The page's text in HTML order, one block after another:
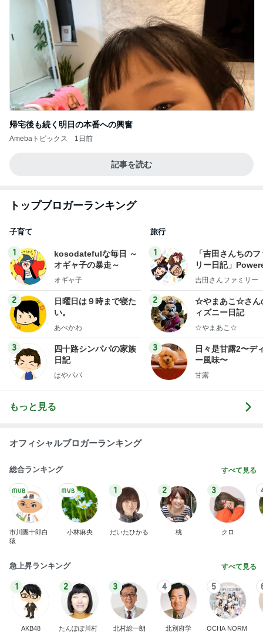
帰宅後も続く明日の本番への興奮
Amebaトピックス 1日前
記事を読む
トップブロガーランキング
子育て
1
kosodatefulな毎日 ～
オギャ子の暴走～
オギャ子
2
日曜日は９時まで寝た
い。
あべかわ
3
四十路シンパパの家族
日記
はやパパ
旅行
1
「吉田さんちの
リー日記」
y Ameba 吉田さ
ログ
吉田さんファミリー
2
☆やまあこ☆さん
ィズニー日記
☆やまあこ☆
3
日々是甘露2〜デ
ー風味〜
甘露
もっと見る
オフィシャルブロガーランキング
総合ランキング すべて見る
市川團十郎白
猿
小林麻央
1
だいたひかる
2
桃
3
クロ
急上昇ランキング すべて見る
1
AKB48
2
たんぽぽ川村
3
北村総一朗
4
北別府学
5
OCHA NORM